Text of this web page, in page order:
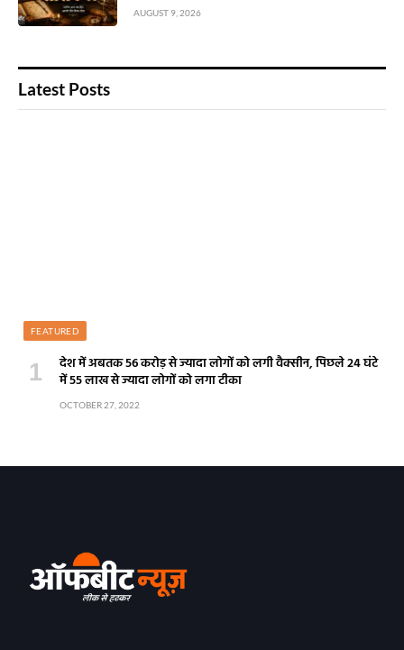
AUGUST 9, 2026
Latest Posts
FEATURED
देश में अबतक 56 करोड़ से ज्यादा लोगों को लगी वैक्सीन, पिछले 24 घंटे
में 55 लाख से ज्यादा लोगों को लगा टीका
OCTOBER 27, 2022